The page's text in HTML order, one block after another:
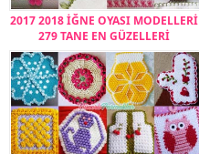
2017 2018 İĞNE OYASI MODELLERİ
279 TANE EN GÜZELLERİ